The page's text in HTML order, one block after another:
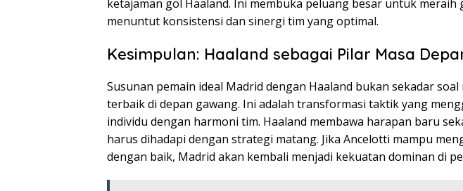
ketajaman gol Haaland. Ini membuka peluang besar untuk meraih
menuntut konsistensi dan sinergi tim yang optimal.
Kesimpulan: Haaland sebagai Pilar Masa
Susunan pemain ideal Madrid dengan Haaland bukan sekadar
terbaik di depan gawang. Ini adalah transformasi taktik yang
individu dengan harmoni tim. Haaland membawa harapan baru
harus dihadapi dengan strategi matang. Jika Ancelotti mampu
dengan baik, Madrid akan kembali menjadi kekuatan dominan di